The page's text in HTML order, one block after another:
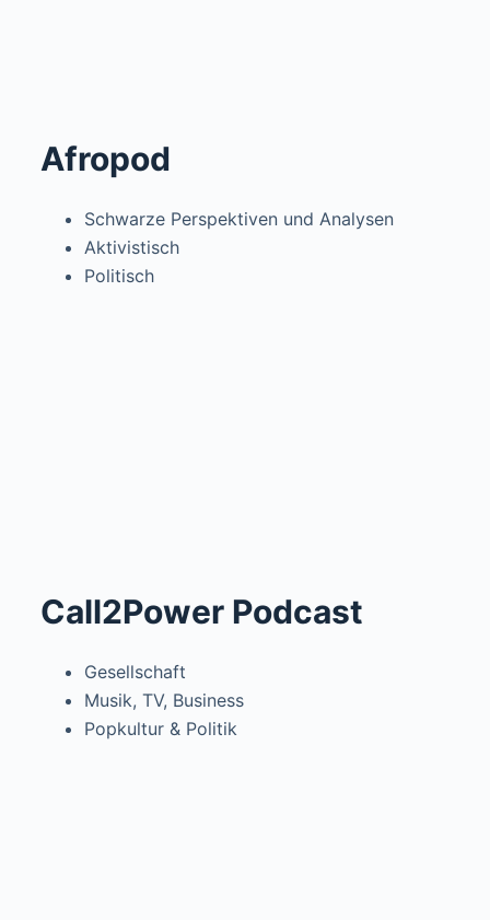
Afropod
Schwarze Perspektiven und Analysen
Aktivistisch
Politisch
Call2Power Podcast
Gesellschaft
Musik, TV, Business
Popkultur & Politik